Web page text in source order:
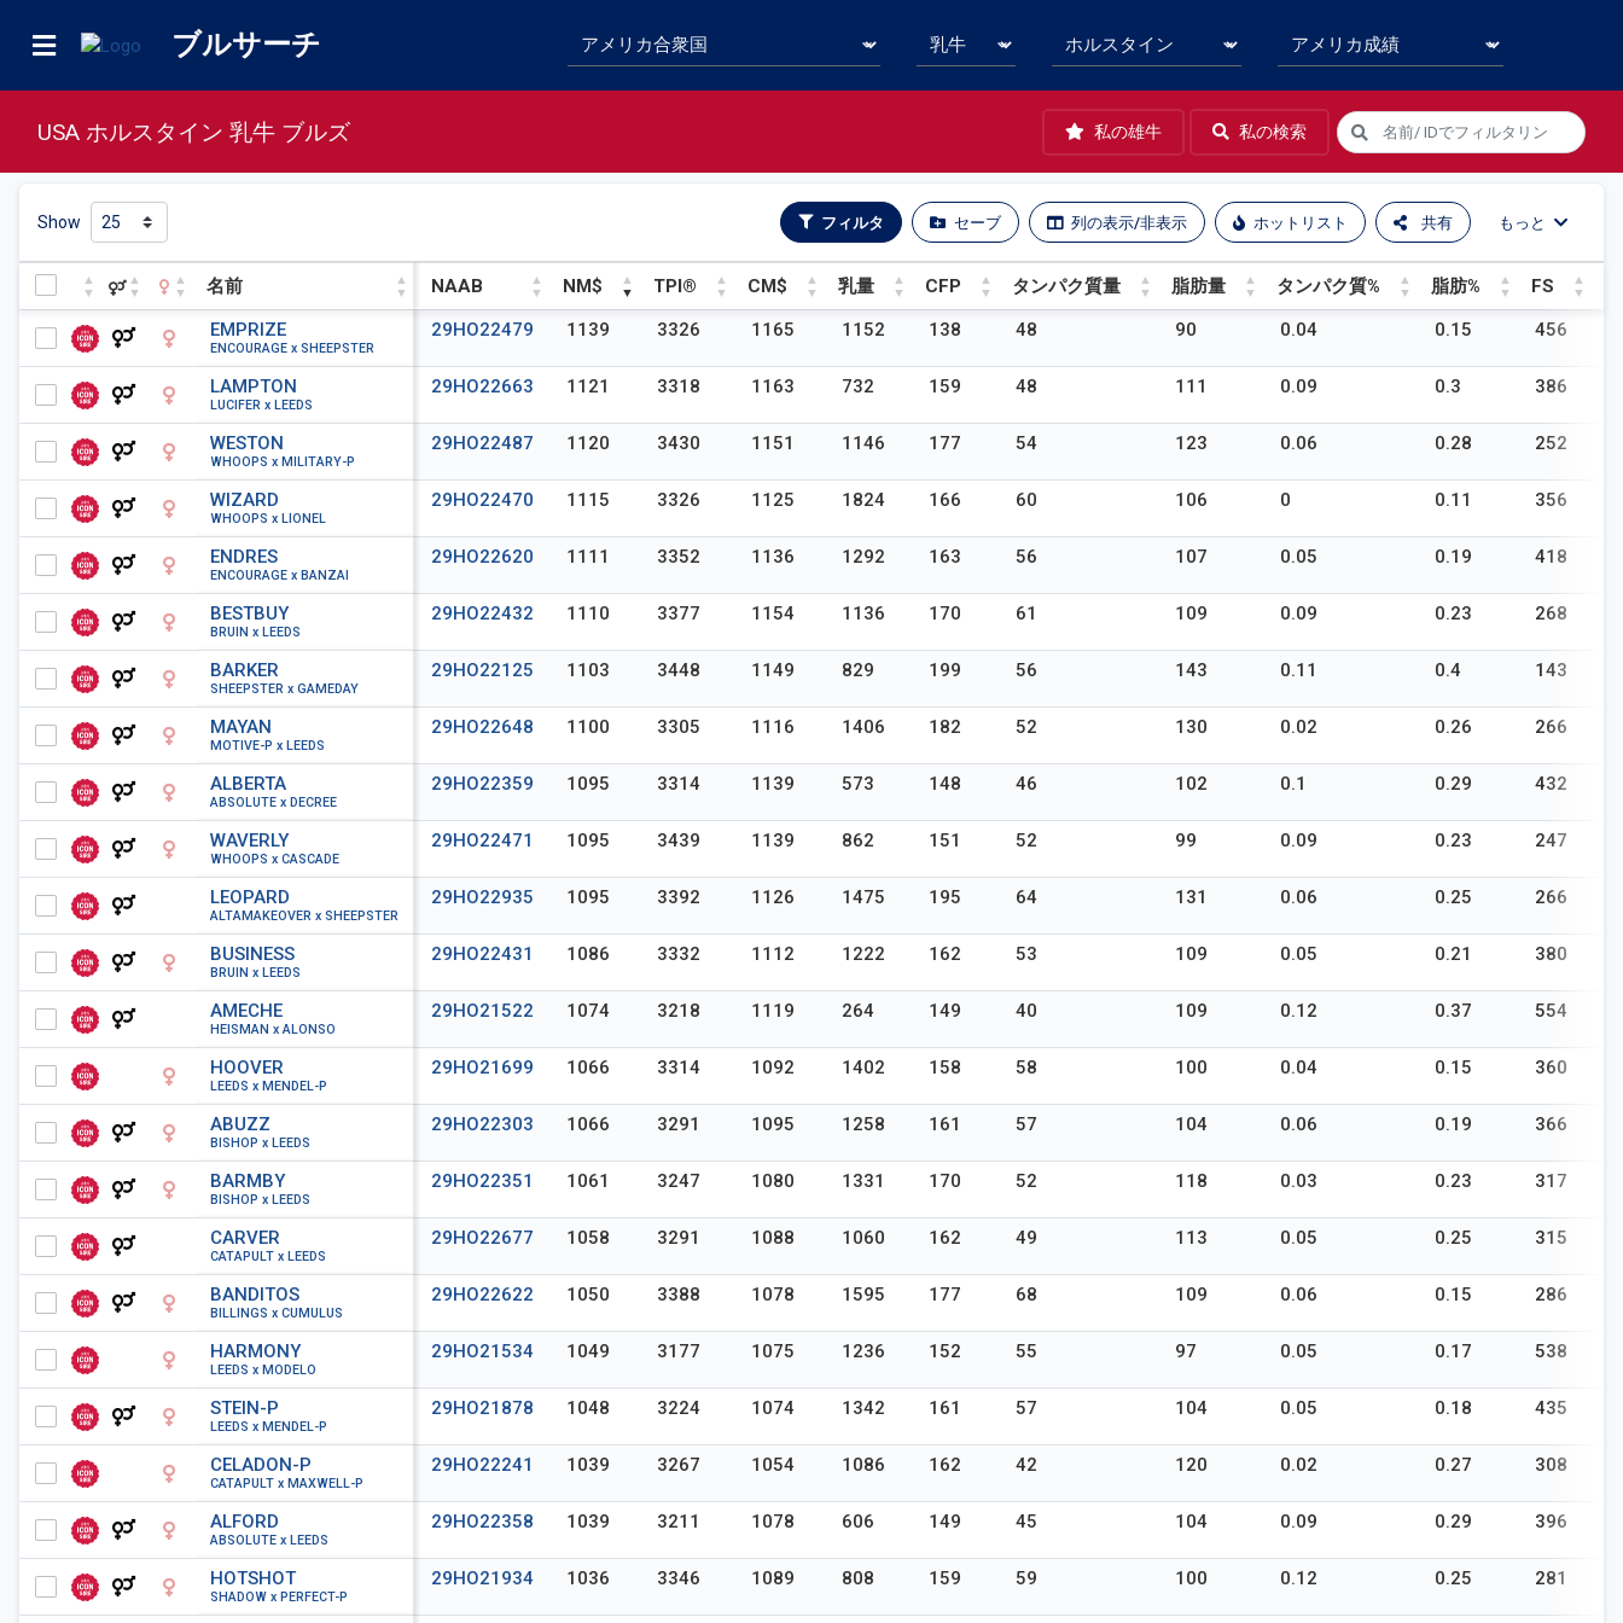
ブルサーチ
USA ホルスタイン 乳牛 ブルズ 私の雄牛 私の検索
Show フィルタ セーブ 列の表示/非表示 ホットリスト 共有 もっと
名前 NAAB NM$ TPI® CM$ 乳量 CFP タンパク質量 脂肪量 タンパク質% 脂肪% FS
名前
NAAB NM$ TPI® CM$ 乳量 CFP タンパク質量 脂肪量 タンパク質% 脂肪% FS
EMPRIZE
ENCOURAGE x SHEEPSTER
29HO22479 1139 3326 1165 1152 138 48 90 0.04 0.15 456
LAMPTON
LUCIFER x LEEDS
29HO22663 1121 3318 1163 732 159 48 111 0.09 0.3 386
WESTON
WHOOPS x MILITARY-P
29HO22487 1120 3430 1151 1146 177 54 123 0.06 0.28 252
WIZARD
WHOOPS x LIONEL
29HO22470 1115 3326 1125 1824 166 60 106 0 0.11 356
ENDRES
ENCOURAGE x BANZAI
29HO22620 1111 3352 1136 1292 163 56 107 0.05 0.19 418
BESTBUY
BRUIN x LEEDS
29HO22432 1110 3377 1154 1136 170 61 109 0.09 0.23 268
BARKER
SHEEPSTER x GAMEDAY
29HO22125 1103 3448 1149 829 199 56 143 0.11 0.4 143
MAYAN
MOTIVE-P x LEEDS
29HO22648 1100 3305 1116 1406 182 52 130 0.02 0.26 266
ALBERTA
ABSOLUTE x DECREE
29HO22359 1095 3314 1139 573 148 46 102 0.1 0.29 432
WAVERLY
WHOOPS x CASCADE
29HO22471 1095 3439 1139 862 151 52 99 0.09 0.23 247
LEOPARD
ALTAMAKEOVER x SHEEPSTER
29HO22935 1095 3392 1126 1475 195 64 131 0.06 0.25 266
BUSINESS
BRUIN x LEEDS
29HO22431 1086 3332 1112 1222 162 53 109 0.05 0.21 380
AMECHE
HEISMAN x ALONSO
29HO21522 1074 3218 1119 264 149 40 109 0.12 0.37 554
HOOVER
LEEDS x MENDEL-P
29HO21699 1066 3314 1092 1402 158 58 100 0.04 0.15 360
ABUZZ
BISHOP x LEEDS
29HO22303 1066 3291 1095 1258 161 57 104 0.06 0.19 366
BARMBY
BISHOP x LEEDS
29HO22351 1061 3247 1080 1331 170 52 118 0.03 0.23 317
CARVER
CATAPULT x LEEDS
29HO22677 1058 3291 1088 1060 162 49 113 0.05 0.25 315
BANDITOS
BILLINGS x CUMULUS
29HO22622 1050 3388 1078 1595 177 68 109 0.06 0.15 286
HARMONY
LEEDS x MODELO
29HO21534 1049 3177 1075 1236 152 55 97 0.05 0.17 538
STEIN-P
LEEDS x MENDEL-P
29HO21878 1048 3224 1074 1342 161 57 104 0.05 0.18 435
CELADON-P
CATAPULT x MAXWELL-P
29HO22241 1039 3267 1054 1086 162 42 120 0.02 0.27 308
ALFORD
ABSOLUTE x LEEDS
29HO22358 1039 3211 1078 606 149 45 104 0.09 0.29 396
HOTSHOT
SHADOW x PERFECT-P
29HO21934 1036 3346 1089 808 159 59 100 0.12 0.25 281